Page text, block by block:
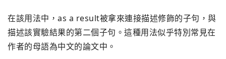
在該用法中，as a result被拿來連接描述修飾的子句，與
描述該實驗結果的第二個子句。這種用法似乎特別常見在
作者的母語為中文的論文中。